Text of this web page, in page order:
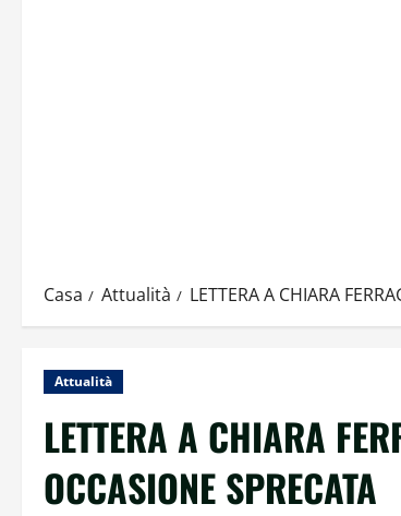
Casa Attualità LETTERA A CHIARA
Attualità
LETTERA A CHIARA
OCCASIONE SPRECATA